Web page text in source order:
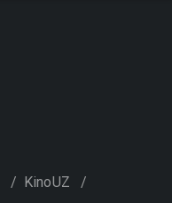
/ KinoUZ /